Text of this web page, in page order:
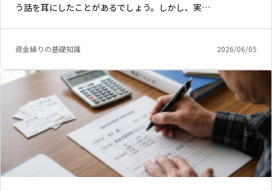
う話を耳にしたことがあるでしょう。しかし、実…
資金繰りの基礎知識 2026/06/05